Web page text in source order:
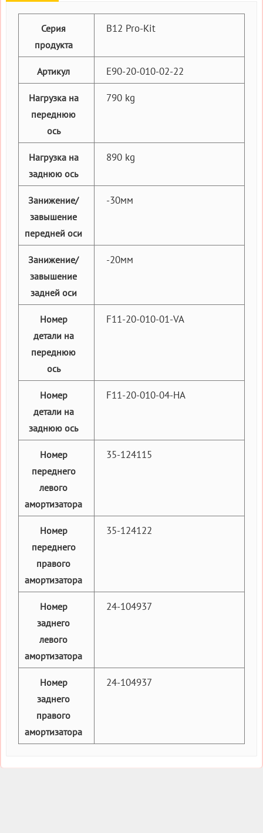
Серия
продукта
B12 Pro-Kit
Артикул E90-20-010-02-22
Нагрузка на
переднюю
ось
790 kg
Нагрузка на
заднюю ось
890 kg
Занижение/
завышение
передней оси
-30мм
Занижение/
завышение
задней оси
-20мм
Номер
детали на
переднюю
ось
F11-20-010-01-VA
Номер
детали на
заднюю ось
F11-20-010-04-HA
Номер
переднего
левого
амортизатора
35-124115
Номер
переднего
правого
амортизатора
35-124122
Номер
заднего
левого
амортизатора
24-104937
Номер
заднего
правого
амортизатора
24-104937